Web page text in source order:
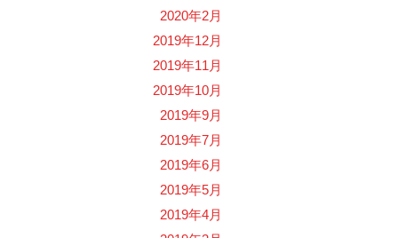
2020年2月
2019年12月
2019年11月
2019年10月
2019年9月
2019年7月
2019年6月
2019年5月
2019年4月